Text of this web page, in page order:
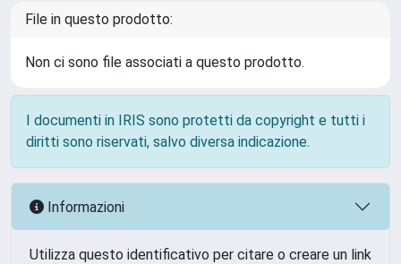
File in questo prodotto:
Non ci sono file associati a questo prodotto.
I documenti in IRIS sono protetti da copyright e tutti i
diritti sono riservati, salvo diversa indicazione.
Informazioni
Utilizza questo identificativo per citare o creare un link